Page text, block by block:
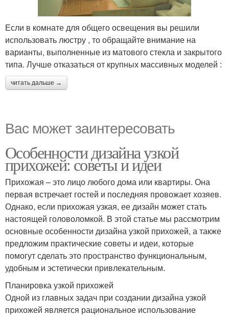
Если в комнате для общего освещения вы решили
использовать люстру , то обращайте внимание на
варианты, выполненные из матового стекла и закрытого
типа. Лучше отказаться от крупных массивных моделей :
читать дальше →
Вас может заинтересовать
Особенности дизайна узкой
прихожей: советы и идеи
Прихожая – это лицо любого дома или квартиры. Она
первая встречает гостей и последняя провожает хозяев.
Однако, если прихожая узкая, ее дизайн может стать
настоящей головоломкой. В этой статье мы рассмотрим
основные особенности дизайна узкой прихожей, а также
предложим практические советы и идеи, которые
помогут сделать это пространство функциональным,
удобным и эстетически привлекательным.
Планировка узкой прихожей
Одной из главных задач при создании дизайна узкой
прихожей является рациональное использование